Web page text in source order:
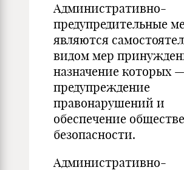
Административно-
предупредительные
являются
видом мер
назначение которых —
предупреждение
правонарушений и
обеспечение
безопасности.
Административно-